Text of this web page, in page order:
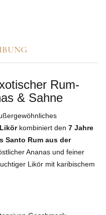
Rum-
& Sahne
kombiniert den 7 Jahre
Santo Rum aus der
Ananas und feiner
Likör mit karibischem